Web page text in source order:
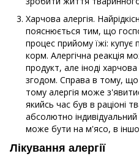
Харчова алергія.
пояснюється тим, що
процес прийому їжі:
корм. Алергічна реакція
продукт, але іноді
згодом. Справа в тому, що
тому алергія може
якийсь час був в раціоні
абсолютно
може бути на м'ясо, в
Лікування алергії